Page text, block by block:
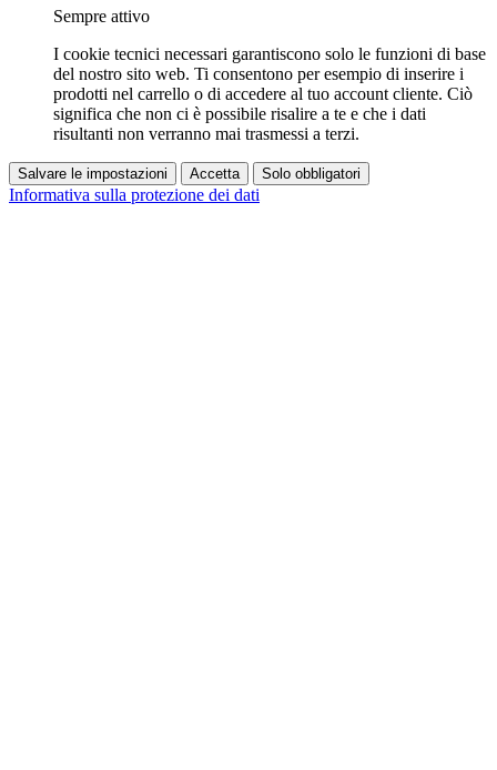
Sempre attivo
I cookie tecnici necessari garantiscono solo le funzioni di base
del nostro sito web. Ti consentono per esempio di inserire i
prodotti nel carrello o di accedere al tuo account cliente. Ciò
significa che non ci è possibile risalire a te e che i dati
risultanti non verranno mai trasmessi a terzi.
Salvare le impostazioni Accetta Solo obbligatori
Informativa sulla protezione dei dati